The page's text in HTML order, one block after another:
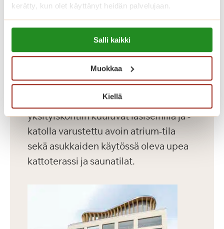
kerätty, kun olet käyttänyt heidän palvelujaan.
Lue lisää evästeistä:
https://sagacare.fi/evasteet/
Salli kaikki
Muokkaa
Kiellä
Dosentinlinna
Dosentinlinna on vuonna 2016
valmistunut laajennusosa.
Dosentinlinnassa on 71 modernia
asuntoa, joiden koko vaihtelee 30-60
m² välillä. Rakennuksen vaikuttaviin
yksityiskohtiin kuuluvat lasiseinillä ja -
katolla varustettu avoin atrium-tila
sekä asukkaiden käytössä oleva upea
kattoterassi ja saunatilat.